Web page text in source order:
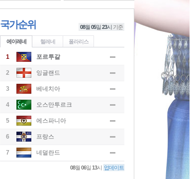
국가순위 08월 05일 23시 기준
에이레네 헬레네 폴라리스
1 포르투갈
2 잉글랜드
3 베네치아
4 오스만투르크
5 에스파니아
6 프랑스
7 네덜란드
08월06일13시 업데이트